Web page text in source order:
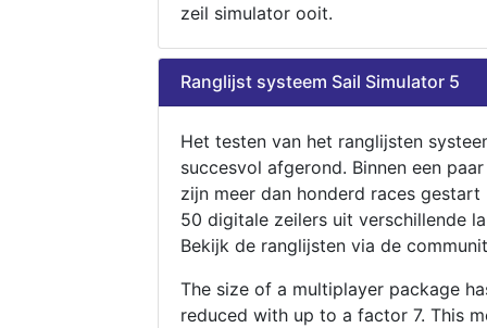
zeil simulator ooit.
Ranglijst systeem Sail Simulator 5
Het testen van het ranglijsten
succesvol afgerond. Binnen een
zijn meer dan honderd races gestart
50 digitale zeilers uit verschillende
Bekijk de ranglijsten via de
The size of a multiplayer package
reduced with up to a factor 7. This